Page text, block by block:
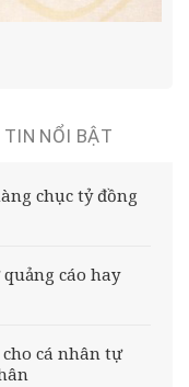
TIN NỔI BẬT
chục tỷ đồng
cáo hay
cá nhân tự